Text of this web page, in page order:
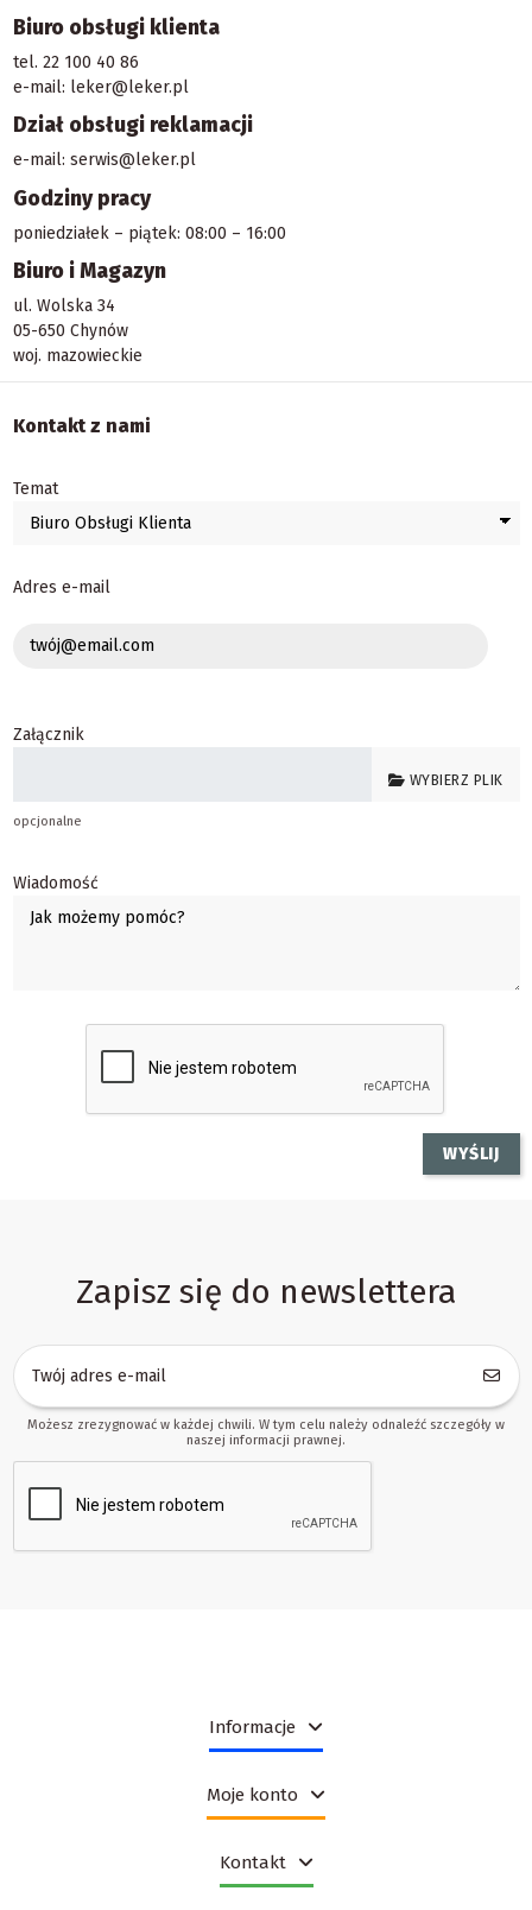
Biuro obsługi klienta
tel. 22 100 40 86
e-mail: leker@leker.pl
Dział obsługi reklamacji
e-mail: serwis@leker.pl
Godziny pracy
poniedziałek – piątek: 08:00 – 16:00
Biuro i Magazyn
ul. Wolska 34
05-650 Chynów
woj. mazowieckie
Kontakt z nami
Temat
Adres e-mail
Załącznik
WYBIERZ PLIK
opcjonalne
Wiadomość
Zapisz się do newslettera
Możesz zrezygnować w każdej chwili. W tym celu należy odnaleźć szczegóły w
naszej informacji prawnej.
Informacje
Moje konto
Kontakt